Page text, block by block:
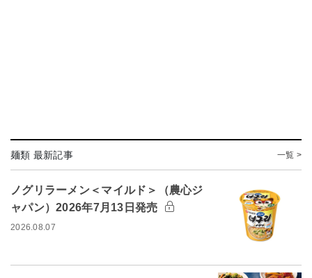
麺類 最新記事 一覧 >
ノグリラーメン＜マイルド＞（農心ジ
ャパン）2026年7月13日発売
2026.08.07